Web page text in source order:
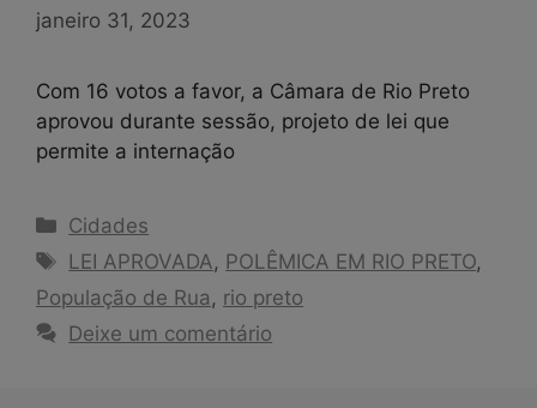
janeiro 31, 2023
Com 16 votos a favor, a Câmara de Rio Preto
aprovou durante sessão, projeto de lei que
permite a internação
Categorias
Cidades
Tags
LEI APROVADA, POLÊMICA EM RIO PRETO,
População de Rua , rio preto
Deixe um comentário